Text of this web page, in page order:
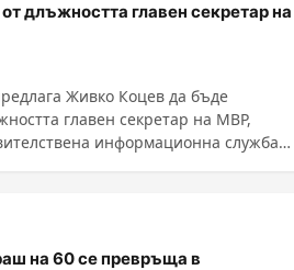
длъжността главен секретар на
Живко Коцев да бъде
главен секретар на МВР,
информационна служба.
на 60 се превръща в